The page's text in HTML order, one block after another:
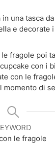
una tasca
e decorate
fragole poi
con i
con le
momento di
le fragole